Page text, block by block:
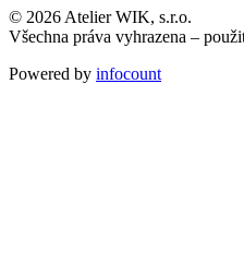
© 2026 Atelier WIK, s.r.o.
Všechna práva vyhrazena –
Powered by infocount